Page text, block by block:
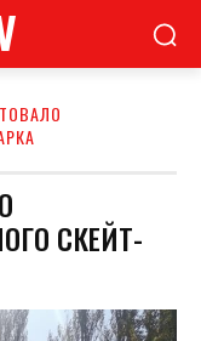
СКЕЙТ-